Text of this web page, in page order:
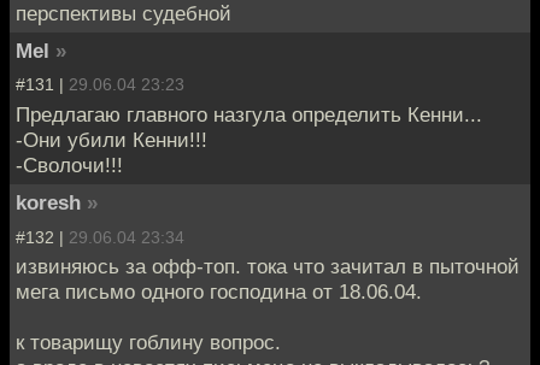
перспективы судебной
Mel »
#131 | 29.06.04 23:23
Предлагаю главного назгула определить Кенни...
-Они убили Кенни!!!
-Сволочи!!!
koresh »
#132 | 29.06.04 23:34
извиняюсь за офф-топ. тока что зачитал в пыточной
мега письмо одного господина от 18.06.04.
к товарищу гоблину вопрос.